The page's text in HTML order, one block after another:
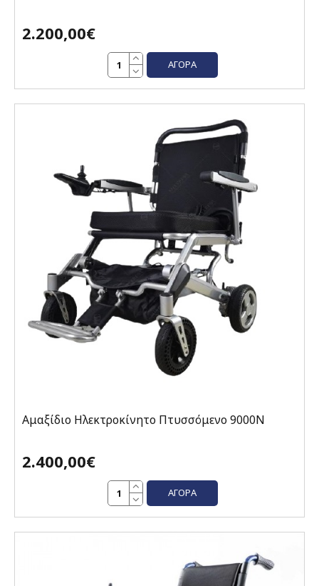
2.200,00€
ΑΓΟΡΆ
Αμαξίδιο Ηλεκτροκίνητο Πτυσσόμενο 9000N
2.400,00€
ΑΓΟΡΆ